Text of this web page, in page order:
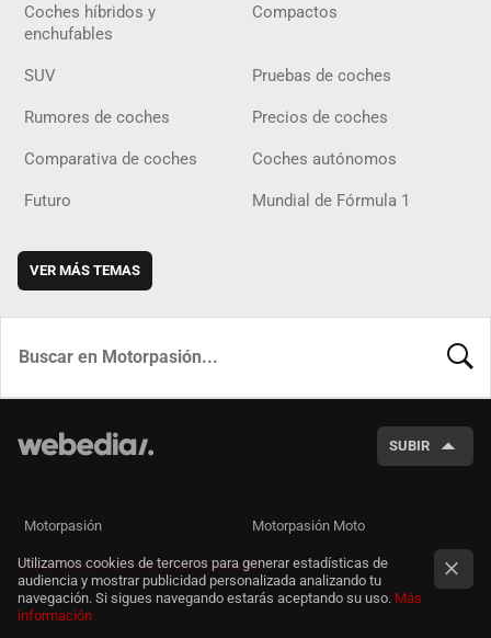
Coches híbridos y
enchufables
Compactos
SUV Pruebas de coches
Rumores de coches Precios de coches
Comparativa de coches Coches autónomos
Futuro Mundial de Fórmula 1
VER MÁS TEMAS
SUBIR
Motorpasión Motorpasión Moto
Otras publicaciones de Webedia
Utilizamos cookies de terceros para generar estadísticas de
audiencia y mostrar publicidad personalizada analizando tu
navegación. Si sigues navegando estarás aceptando su uso. Más
información